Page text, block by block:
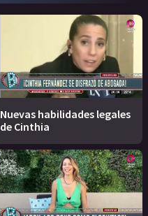
Nuevas habilidades legales
de Cinthia